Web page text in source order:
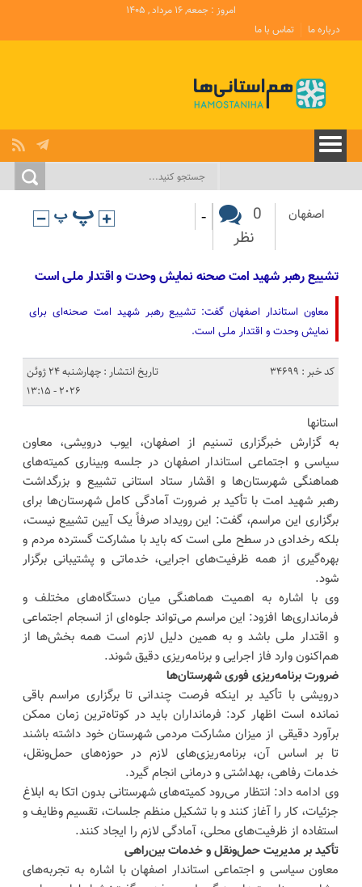
امروز : جمعه, ۱۶ مرداد , ۱۴۰۵
درباره ما
تماس با ما
اصفهان
0
نظر
-
تشییع رهبر شهید امت صحنه نمایش وحدت و اقتدار ملی است
معاون استاندار اصفهان گفت: تشییع رهبر شهید امت صحنه‌ای برای
نمایش وحدت و اقتدار ملی است.
کد خبر : 34699
تاریخ انتشار : چهارشنبه 24 ژوئن
2026 - 13:15
استانها
به گزارش خبرگزاری تسنیم از اصفهان، ایوب درویشی، معاون
سیاسی و اجتماعی استاندار اصفهان در جلسه وبیناری کمیته‌های
هماهنگی شهرستان‌ها و اقشار ستاد استانی تشییع و بزرگداشت
رهبر شهید امت با تأکید بر ضرورت آمادگی کامل شهرستان‌ها برای
برگزاری این مراسم، گفت: این رویداد صرفاً یک آیین تشییع نیست،
بلکه رخدادی در سطح ملی است که باید با مشارکت گسترده مردم و
بهره‌گیری از همه ظرفیت‌های اجرایی، خدماتی و پشتیبانی برگزار
شود.
وی با اشاره به اهمیت هماهنگی میان دستگاه‌های مختلف و
فرمانداری‌ها افزود: این مراسم می‌تواند جلوه‌ای از انسجام اجتماعی
و اقتدار ملی باشد و به همین دلیل لازم است همه بخش‌ها از
هم‌اکنون وارد فاز اجرایی و برنامه‌ریزی دقیق شوند.
ضرورت برنامه‌ریزی فوری شهرستان‌ها
درویشی با تأکید بر اینکه فرصت چندانی تا برگزاری مراسم باقی
نمانده است اظهار کرد: فرمانداران باید در کوتاه‌ترین زمان ممکن
برآورد دقیقی از میزان مشارکت مردمی شهرستان خود داشته باشند
تا بر اساس آن، برنامه‌ریزی‌های لازم در حوزه‌های حمل‌ونقل،
خدمات رفاهی، بهداشتی و درمانی انجام گیرد.
وی ادامه داد: انتظار می‌رود کمیته‌های شهرستانی بدون اتکا به ابلاغ
جزئیات، کار را آغاز کنند و با تشکیل منظم جلسات، تقسیم وظایف و
استفاده از ظرفیت‌های محلی، آمادگی لازم را ایجاد کنند.
تأکید بر مدیریت حمل‌ونقل و خدمات بین‌راهی
معاون سیاسی و اجتماعی استاندار اصفهان با اشاره به تجربه‌های